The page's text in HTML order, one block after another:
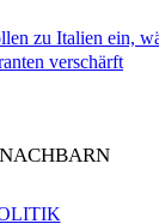
zu Italien ein,
verschärft